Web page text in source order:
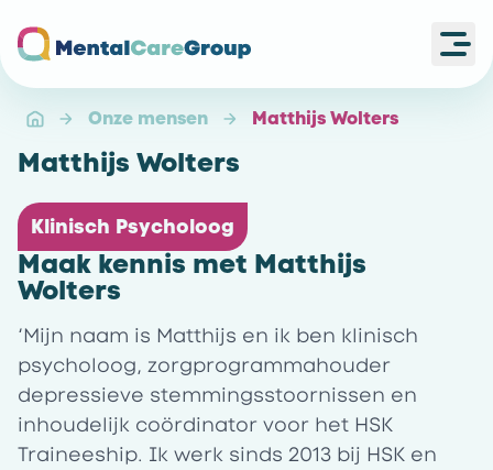
Onze mensen Matthijs Wolters
Matthijs Wolters
Maak kennis met Matthijs
Wolters
Klinisch Psycholoog
‘Mijn naam is Matthijs en ik ben klinisch
psycholoog, zorgprogrammahouder
depressieve stemmingsstoornissen en
inhoudelijk coördinator voor het HSK
Traineeship. Ik werk sinds 2013 bij HSK en